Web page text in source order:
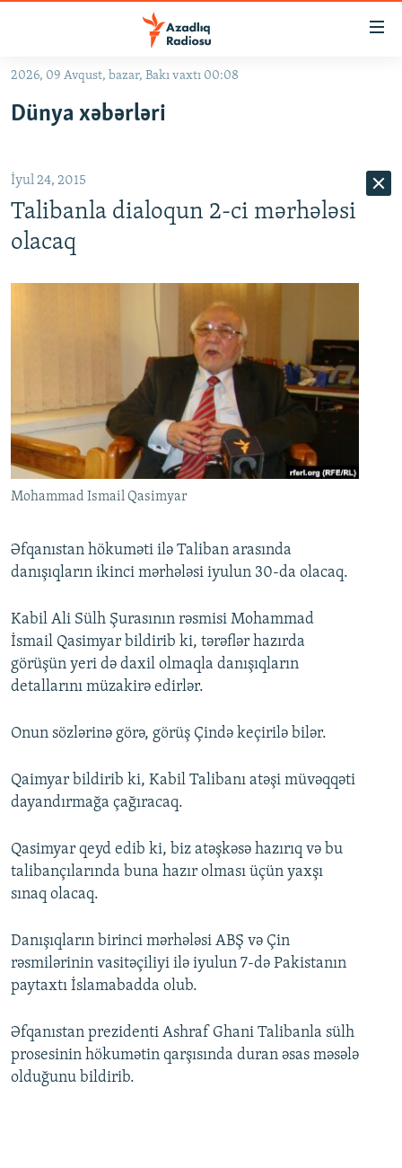
Əsas
qayıt
qayıt
Axtarışa
#İZAHLA
#ƏSLINDƏ
QANUNI DOĞRU
İNFOQRAFIKA
KARIKATURA
AZƏRBAYCAN ƏDƏBIYYATI KITABXANASI
İSLAM VƏ DEMOKRATIYA
MISSIYAMIZ
PEŞƏ ETIKASI VƏ JURNALISTIKA STANDARTLARIMIZ
BIZIMLƏ ƏLAQƏ
XƏBƏR BÜLLETENLƏRIMIZ
BIZI IZLƏ
2026, 09 Avqust, bazar, Bakı vaxtı 00:08
Dünya xəbərləri
İyul 24, 2015
Talibanla dialoqun 2-ci mərhələsi
olacaq
Mohammad Ismail Qasimyar
Əfqanıstan hökuməti ilə Taliban arasında
danışıqların ikinci mərhələsi iyulun 30-da olacaq.
Kabil Ali Sülh Şurasının rəsmisi Mohammad
İsmail Qasimyar bildirib ki, tərəflər hazırda
görüşün yeri də daxil olmaqla danışıqların
detallarını müzakirə edirlər.
Onun sözlərinə görə, görüş Çində keçirilə bilər.
Qaimyar bildirib ki, Kabil Talibanı atəşi müvəqqəti
dayandırmağa çağıracaq.
Qasimyar qeyd edib ki, biz atəşkəsə hazırıq və bu
talibançılarında buna hazır olması üçün yaxşı
sınaq olacaq.
Danışıqların birinci mərhələsi ABŞ və Çin
rəsmilərinin vasitəçiliyi ilə iyulun 7-də Pakistanın
paytaxtı İslamabadda olub.
Əfqanıstan prezidenti Ashraf Ghani Talibanla sülh
prosesinin hökumətin qarşısında duran əsas məsələ
olduğunu bildirib.